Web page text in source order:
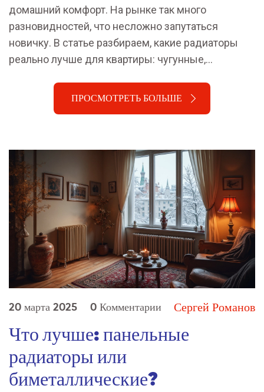
домашний комфорт. На рынке так много
разновидностей, что несложно запутаться
новичку. В статье разбираем, какие радиаторы
реально лучше для квартиры: чугунные,
Расскажу, на что смотреть при покупке, поделюсь
бытовыми советами и интересными фактами из
сложных терминов.
ПРОСМОТРЕТЬ БОЛЬШЕ
20 марта 2025 0 Комментарии Сергей Романов
Что лучше: панельные
радиаторы или
биметаллические?